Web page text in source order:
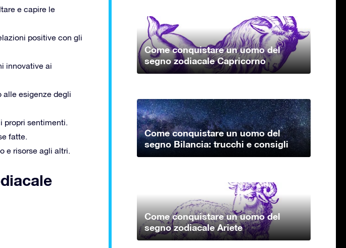
e capire le
positive con gli
innovative ai
alle esigenze degli
propri sentimenti.
fatte.
e risorse agli altri.
Come conquistare un uomo del
segno zodiacale Capricorno
Come conquistare un uomo del
segno Bilancia: trucchi e consigli
Come conquistare un uomo del
segno zodiacale Ariete